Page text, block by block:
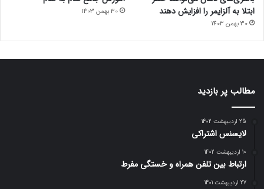
ابتلا به آلزایمر را افزایش دهند
30 بهمن 1403
30 بهمن 1403
مطالب پر بازدید
25 اردیبهشت 1402
لایسنس اشتراکی
10 اردیبهشت 1402
ارتباط بین تلفن همراه و خستگی مفرط
27 اردیبهشت 1401